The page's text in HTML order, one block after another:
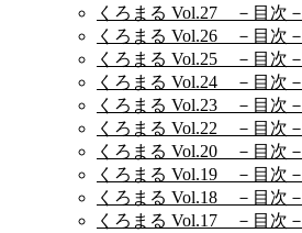
くろまる Vol.27 －目次－
くろまる Vol.26 －目次－
くろまる Vol.25 －目次－
くろまる Vol.24 －目次－
くろまる Vol.23 －目次－
くろまる Vol.22 －目次－
くろまる Vol.20 －目次－
くろまる Vol.19 －目次－
くろまる Vol.18 －目次－
くろまる Vol.17 －目次－